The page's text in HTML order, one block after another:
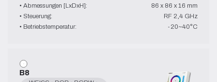
• Abmessungen [LxDxH]:
86 x 86 x 16 mm
• Steuerung:
RF 2,4 GHz
• Betriebstemperatur:
-20~40°C
B8